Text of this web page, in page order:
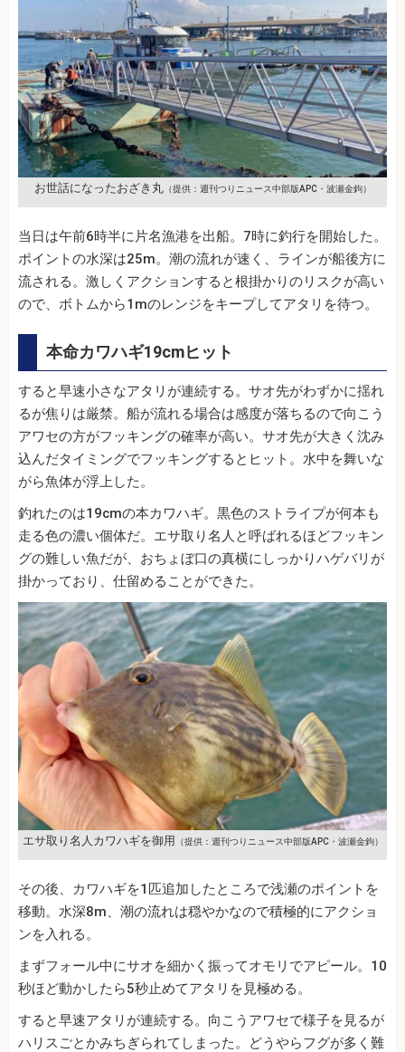
お世話になったおざき丸（提供：週刊つりニュース中部版APC・波瀬金鉤）
当日は午前6時半に片名漁港を出船。7時に釣行を開始した。
ポイントの水深は25m。潮の流れが速く、ラインが船後方に
流される。激しくアクションすると根掛かりのリスクが高い
ので、ボトムから1mのレンジをキープしてアタリを待つ。
本命カワハギ19cmヒット
すると早速小さなアタリが連続する。サオ先がわずかに揺れ
るが焦りは厳禁。船が流れる場合は感度が落ちるので向こう
アワセの方がフッキングの確率が高い。サオ先が大きく沈み
込んだタイミングでフッキングするとヒット。水中を舞いな
がら魚体が浮上した。
釣れたのは19cmの本カワハギ。黒色のストライプが何本も
走る色の濃い個体だ。エサ取り名人と呼ばれるほどフッキン
グの難しい魚だが、おちょぼ口の真横にしっかりハゲバリが
掛かっており、仕留めることができた。
エサ取り名人カワハギを御用 （提供：週刊つりニュース中部版APC・波瀬金鉤）
その後、カワハギを1匹追加したところで浅瀬のポイントを
移動。水深8m、潮の流れは穏やかなので積極的にアクショ
ンを入れる。
まずフォール中にサオを細かく振ってオモリでアピール。10
秒ほど動かしたら5秒止めてアタリを見極める。
すると早速アタリが連続する。向こうアワセで様子を見るが
ハリスごとかみちぎられてしまった。どうやらフグが多く難